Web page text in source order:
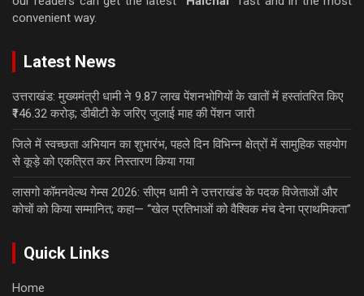
convenient way.
Latest News
उत्तराखंड: मुख्यमंत्री धामी ने 9.87 लाख पेंशनभोगियों के खातों में हस्तांतरित किए
₹146.32 करोड़; डीबीटी के जरिए जुलाई माह की पेंशन जारी
जिले में स्वच्छता अभियान का शुभारंभ, पहले दिन विभिन्न क्षेत्रों में सामुहिक सहयोग
से कूड़े को एकत्रित कर निस्तारण किया गया
लासगो कॉमनवेल्थ गेम्स 2026: सीएम धामी ने उत्तराखंड के पदक विजेताओं और
कोचों को किया सम्मानित; कहा— “खेल प्रतिभाओं को वैश्विक मंच देना प्राथमिकता”
Quick Links
Home